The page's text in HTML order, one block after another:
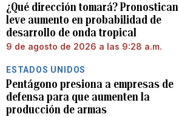
¿Qué dirección tomará? Pronostican
leve aumento en probabilidad de
desarrollo de onda tropical
9 de agosto de 2026 a las 9:28 a.m.
ESTADOS UNIDOS
Pentágono presiona a empresas de
defensa para que aumenten la
producción de armas